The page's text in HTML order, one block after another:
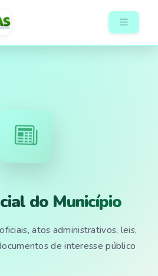
do Município
atos administrativos, leis,
de interesse público